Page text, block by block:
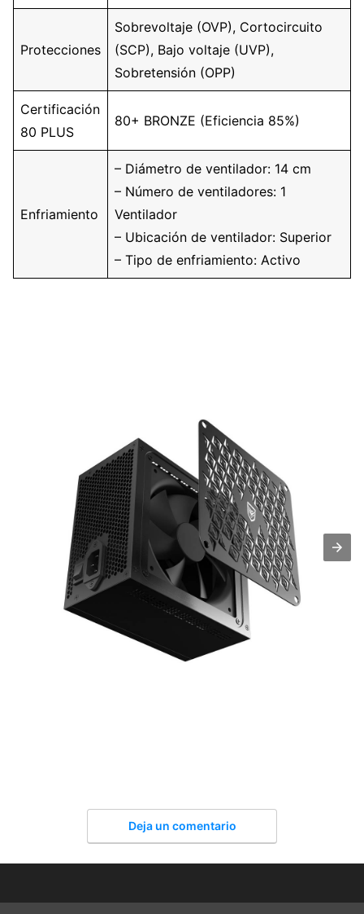
Protecciones
Sobrevoltaje (OVP), Cortocircuito
(SCP), Bajo voltaje (UVP),
Sobretensión (OPP)
Certificación
80 PLUS
80+ BRONZE (Eficiencia 85%)
Enfriamiento
– Diámetro de ventilador: 14 cm
– Número de ventiladores: 1
Ventilador
– Ubicación de ventilador: Superior
– Tipo de enfriamiento: Activo
Deja un comentario